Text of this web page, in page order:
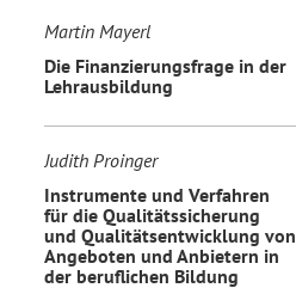
Martin Mayerl
Die Finanzierungsfrage in der
Lehrausbildung
Judith Proinger
Instrumente und Verfahren
für die Qualitätssicherung
und Qualitätsentwicklung von
Angeboten und Anbietern in
der beruflichen Bildung